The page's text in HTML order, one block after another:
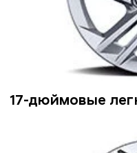
17-дюймовые